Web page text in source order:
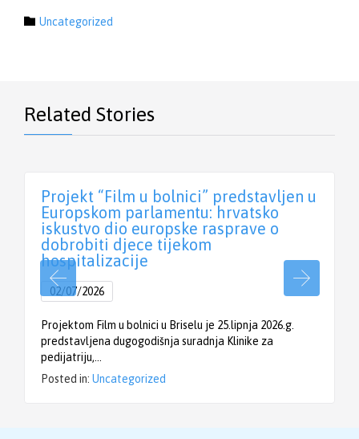
 Category
Uncategorized
Related Stories
Projekt “Film u bolnici” predstavljen u
Europskom parlamentu: hrvatsko
iskustvo dio europske rasprave o
dobrobiti djece tijekom
hospitalizacije
02/07/2026
Projektom Film u bolnici u Briselu je 25.lipnja 2026.g.
predstavljena dugogodišnja suradnja Klinike za
pedijatriju,…
Posted in: Uncategorized